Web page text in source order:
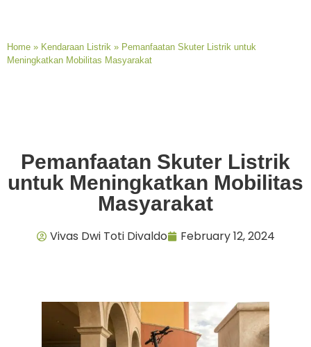
Home » Kendaraan Listrik » Pemanfaatan Skuter Listrik untuk
Meningkatkan Mobilitas Masyarakat
Pemanfaatan Skuter Listrik
untuk Meningkatkan Mobilitas
Masyarakat
Vivas Dwi Toti Divaldo February 12, 2024